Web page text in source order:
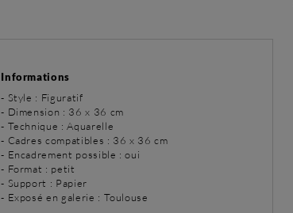
Informations
- Style : Figuratif
- Dimension : 36 x 36 cm
- Technique : Aquarelle
- Cadres compatibles : 36 x 36 cm
- Encadrement possible : oui
- Format : petit
- Support : Papier
- Exposé en galerie : Toulouse